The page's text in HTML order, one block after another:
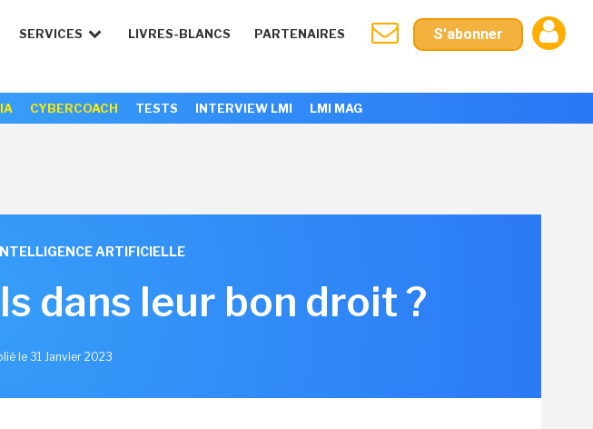
SERVICES LIVRES-BLANCS PARTENAIRES S'abonner
CYBERCOACH TESTS INTERVIEW LMI LMI MAG
ARTIFICIELLE
dans leur bon droit ?
le 31 Janvier 2023